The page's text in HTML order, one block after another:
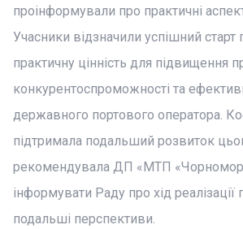
проінформували про практичні
Учасники відзначили успішний старт
практичну цінність для підвищення
конкурентоспроможності та
державного портового оператора.
підтримала подальший розвиток
рекомендувала ДП «МТП
інформувати Раду про хід реалізації
подальші перспективи.